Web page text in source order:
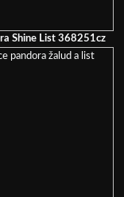
Shine List 368251cz